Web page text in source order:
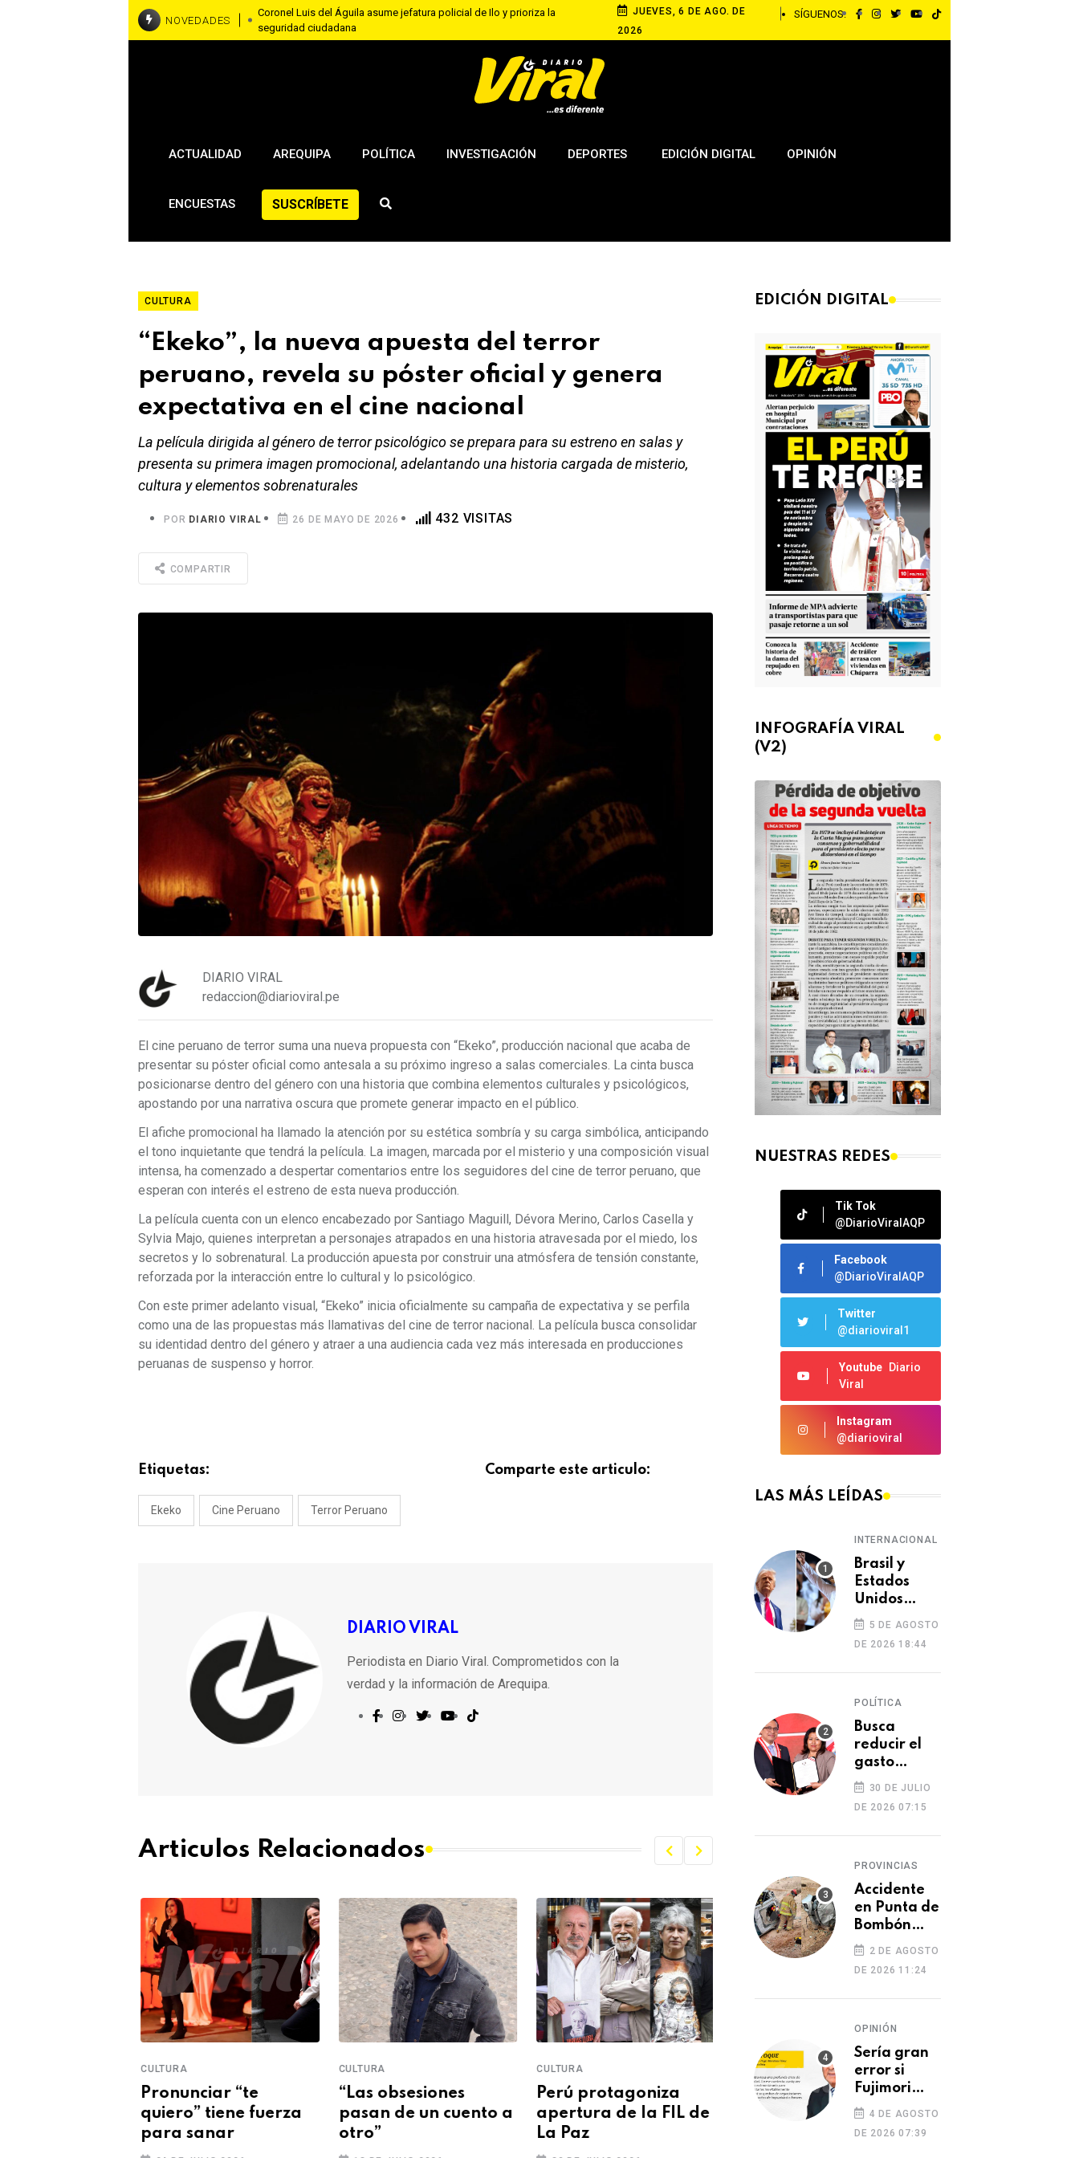
NOVEDADES
Coronel Luis del Águila asume jefatura policial de Ilo y prioriza la
seguridad ciudadana
Brasil y Estados Unidos elevan tensión diplomática tras retiro de visa a
JUEVES, 6 DE AGO. DE
2026
SÍGUENOS:
ACTUALIDAD AREQUIPA POLÍTICA INVESTIGACIÓN DEPORTES EDICIÓN DIGITAL OPINIÓN
ENCUESTAS SUSCRÍBETE
CULTURA
“Ekeko”, la nueva apuesta del terror
peruano, revela su póster oficial y genera
expectativa en el cine nacional
La película dirigida al género de terror psicológico se prepara para su estreno en salas y
presenta su primera imagen promocional, adelantando una historia cargada de misterio,
cultura y elementos sobrenaturales
POR DIARIO VIRAL 26 DE MAYO DE 2026 432 VISITAS
COMPARTIR
DIARIO VIRAL
redaccion@diarioviral.pe
El cine peruano de terror suma una nueva propuesta con “Ekeko”, producción nacional que acaba de
presentar su póster oficial como antesala a su próximo ingreso a salas comerciales. La cinta busca
posicionarse dentro del género con una historia que combina elementos culturales y psicológicos,
apostando por una narrativa oscura que promete generar impacto en el público.
El afiche promocional ha llamado la atención por su estética sombría y su carga simbólica, anticipando
el tono inquietante que tendrá la película. La imagen, marcada por el misterio y una composición visual
intensa, ha comenzado a despertar comentarios entre los seguidores del cine de terror peruano, que
esperan con interés el estreno de esta nueva producción.
La película cuenta con un elenco encabezado por Santiago Maguill, Dévora Merino, Carlos Casella y
Sylvia Majo, quienes interpretan a personajes atrapados en una historia atravesada por el miedo, los
secretos y lo sobrenatural. La producción apuesta por construir una atmósfera de tensión constante,
reforzada por la interacción entre lo cultural y lo psicológico.
Con este primer adelanto visual, “Ekeko” inicia oficialmente su campaña de expectativa y se perfila
como una de las propuestas más llamativas del cine de terror nacional. La película busca consolidar
su identidad dentro del género y atraer a una audiencia cada vez más interesada en producciones
peruanas de suspenso y horror.
Etiquetas:
Ekeko Cine Peruano Terror Peruano
Comparte este articulo:
DIARIO VIRAL
Periodista en Diario Viral. Comprometidos con la
verdad y la información de Arequipa.
Articulos Relacionados
CULTURA
Pronunciar “te
quiero” tiene fuerza
para sanar
CULTURA
“Las obsesiones
pasan de un cuento a
otro”
CULTURA
Perú protagoniza
apertura de la FIL de
La Paz
CULTURA
121 años preservando
la memoria del Perú
mil jóvenes
EDICIÓN DIGITAL
INFOGRAFÍA VIRAL
(V2)
NUESTRAS REDES
Tik Tok
@DiarioViralAQP
Facebook
@DiarioViralAQP
Twitter
@diarioviral1
Youtube
Diario
Viral
Instagram
@diarioviral
LAS MÁS LEÍDAS
INTERNACIONAL
Brasil y
Estados
Unidos
elevan
tensión
diplomática
tras retiro
embajadora
en
Washington
5 DE AGOSTO
DE 2026 18:44
POLÍTICA
Busca
reducir el
gasto
excesivo del
Congreso
30 DE JULIO
DE 2026 07:15
PROVINCIAS
Accidente
en Punta de
Bombón
deja un
muerto y
dos heridos
2 DE AGOSTO
DE 2026 11:24
OPINIÓN
Sería gran
error si
Fujimori
indulta a
Castillo o
Toledo
4 DE AGOSTO
DE 2026 07:39